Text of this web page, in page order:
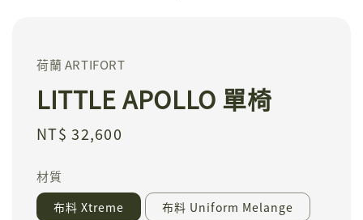
荷蘭 ARTIFORT
LITTLE APOLLO 單椅
Regular
NT$ 32,600
材質
布料 Xtreme 布料 Uniform Melange